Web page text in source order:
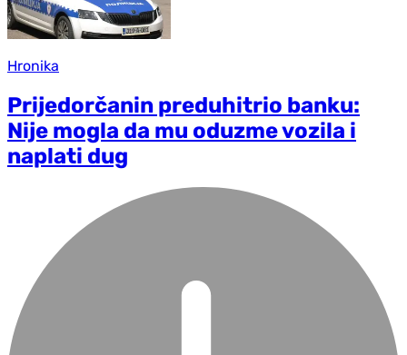
Hronika
Prijedorčanin preduhitrio banku:
Nije mogla da mu oduzme vozila i
naplati dug